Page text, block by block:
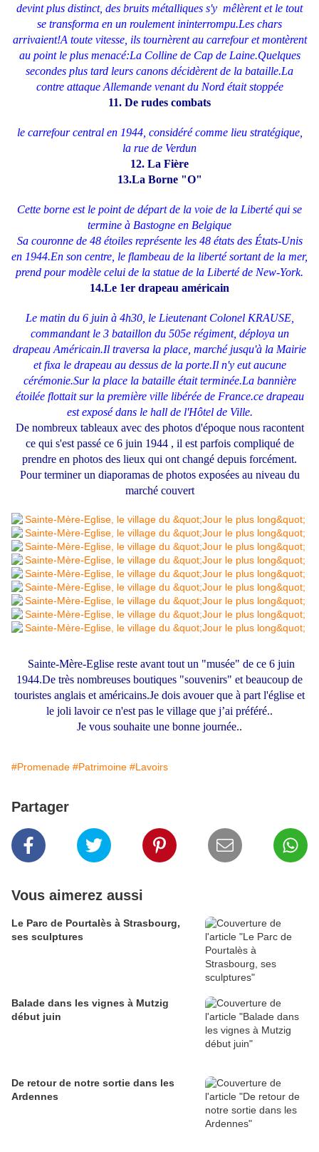
devint plus distinct, des bruits métalliques s'y mêlèrent et le tout
se transforma en un roulement ininterrompu.Les chars
arrivaient!A toute vitesse, ils tournèrent au carrefour et montèrent
au point le plus menacé:La Colline de Cap de Laine.Quelques
secondes plus tard leurs canons décidèrent de la bataille.La
contre attaque Allemande venant du Nord était stoppée
11. De rudes combats
le carrefour central en 1944, considéré comme lieu stratégique,
la rue de Verdun
12. La Fière
13.La Borne "O"
Cette borne est le point de départ de la voie de la Liberté qui se
termine à Bastogne en Belgique
Sa couronne de 48 étoiles représente les 48 états des États-Unis
en 1944.En son centre, le flambeau de la liberté sortant de la mer,
prend pour modèle celui de la statue de la Liberté de New-York.
14.Le 1er drapeau américain
Le matin du 6 juin à 4h30, le Lieutenant Colonel KRAUSE,
commandant le 3 bataillon du 505e régiment, déploya un
drapeau Américain.Il traversa la place, marché jusqu'à la Mairie
et fixa le drapeau au dessus de la porte.Il n'y eut aucune
cérémonie.Sur la place la bataille était terminée.La bannière
étoilée flottait sur la première ville libérée de France.ce drapeau
est exposé dans le hall de l'Hôtel de Ville.
De nombreux tableaux avec des photos d'époque nous racontent
ce qui s'est passé ce 6 juin 1944 , il est parfois compliqué de
prendre en photos des lieux qui ont changé depuis forcément.
Pour terminer un diaporamas de photos exposées au niveau du
marché couvert
Sainte-Mère-Eglise reste avant tout un "musée" de ce 6 juin
1944.De très nombreuses boutiques "souvenirs" et beaucoup de
touristes anglais et américains.Je dois avouer que à part l'église et
le joli lavoir ce n'est pas le village que j’ai préféré..
Je vous souhaite une bonne journée..
#Promenade #Patrimoine #Lavoirs
Partager
Vous aimerez aussi
Le Parc de Pourtalès à Strasbourg,
ses sculptures
Balade dans les vignes à Mutzig
début juin
De retour de notre sortie dans les
Ardennes